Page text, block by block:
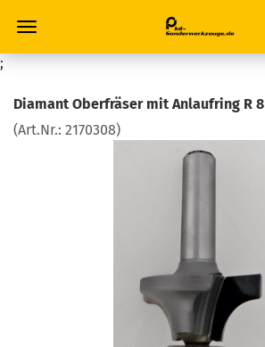
;
Diamant Oberfräser mit Anlaufring R 8
(Art.Nr.: 2170308)